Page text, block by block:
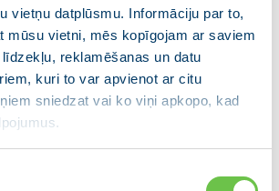
vietņu datplūsmu. Informāciju par to,
mūsu vietni, mēs kopīgojam ar saviem
reklamēšanas un datu
kuri to var apvienot ar citu
sniedzat vai ko viņi apkopo, kad
tiešraidē partiju apvienības
kontā sociālajā tīklā Facebook
jaunavienotiba.lv/
pl. 19:00.
klikšķa attālumā. Bez
tos komentāros sociālajā tīklā